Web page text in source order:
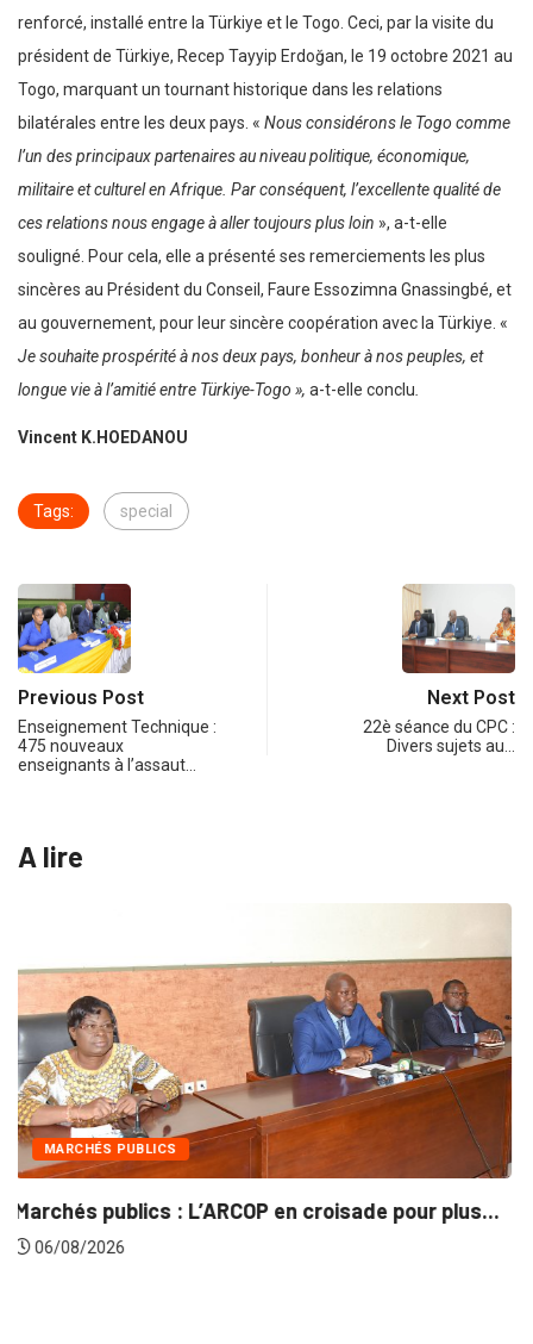
renforcé, installé entre la Türkiye et le Togo. Ceci, par la visite du
président de Türkiye, Recep Tayyip Erdoğan, le 19 octobre 2021 au
Togo, marquant un tournant historique dans les relations
bilatérales entre les deux pays. « Nous considérons le Togo comme
l’un des principaux partenaires au niveau politique, économique,
militaire et culturel en Afrique. Par conséquent, l’excellente qualité de
ces relations nous engage à aller toujours plus loin », a-t-elle
souligné. Pour cela, elle a présenté ses remerciements les plus
sincères au Président du Conseil, Faure Essozimna Gnassingbé, et
au gouvernement, pour leur sincère coopération avec la Türkiye. «
Je souhaite prospérité à nos deux pays, bonheur à nos peuples, et
longue vie à l’amitiéentre Türkiye-Togo », a-t-elle conclu
Vincent K.HOEDANOU
Tags: special
Previous Post
Enseignement Technique :
475 nouveaux
enseignants à l’assaut…
Next Post
22è séance du CPC :
Divers sujets au…
A lire
INTÉGRATION RÉGIONALE
Gestion concertée et durable du Bassin du...